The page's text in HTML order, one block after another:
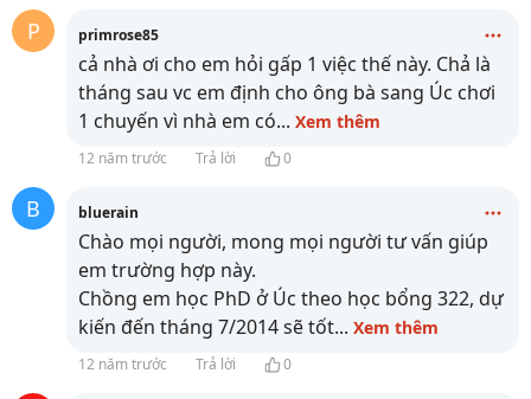
P primrose85
cả nhà ơi cho em hỏi gấp 1 việc thế này. Chả là
tháng sau vc em định cho ông bà sang Úc chơi
1 chuyến vì nhà em có... Xem thêm
12 năm trước Trả lời 0
B bluerain
Chào mọi người, mong mọi người tư vấn giúp
em trường hợp này.
Chồng em học PhD ở Úc theo học bổng 322, dự
kiến đến tháng 7/2014 sẽ tốt... Xem thêm
12 năm trước Trả lời 0